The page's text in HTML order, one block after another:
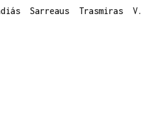
Sarreaus Trasmiras